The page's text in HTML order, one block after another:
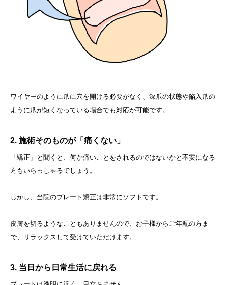
ワイヤーのように爪に穴を開ける必要がなく、深爪の状態や陥入爪の
ように爪が短くなっている場合でも対応が可能です。
2. 施術そのものが「痛くない」
「矯正」と聞くと、何か痛いことをされるのではないかと不安になる
方もいらっしゃるでしょう。
しかし、当院のプレート矯正は非常にソフトです。
皮膚を切るようなこともありませんので、お子様からご年配の方ま
で、リラックスして受けていただけます。
3. 当日から日常生活に戻れる